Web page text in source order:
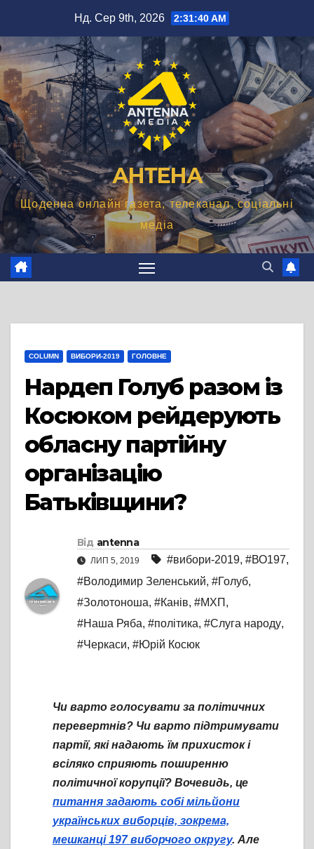
вмісту
Нд. Сер 9th, 2026 2:31:41 AM
АНТЕНА
Щоденна онлайн газета, телеканал, соціальні
медіа
COLUMN ВИБОРИ-2019 ГОЛОВНЕ
Нардеп Голуб разом із
Косюком рейдерують
обласну партійну
організацію
Батьківщини?
Від antenna
ЛИП 5, 2019 #вибори-2019, #ВО197,
#Володимир Зеленський, #Голуб,
#Золотоноша, #Канів, #МХП ,
#Наша Ряба, #політика, #Слуга народу,
#Черкаси, #Юрій Косюк
Чи варто голосувати за політичних
перевертнів? Чи варто підтримувати
партії, які надають їм прихисток і
всіляко сприяють поширенню
політичної корупції? Вочевидь, це
питання задають собі мільйони
українських виборців, зокрема,
мешканці 197 виборчого округу. Але